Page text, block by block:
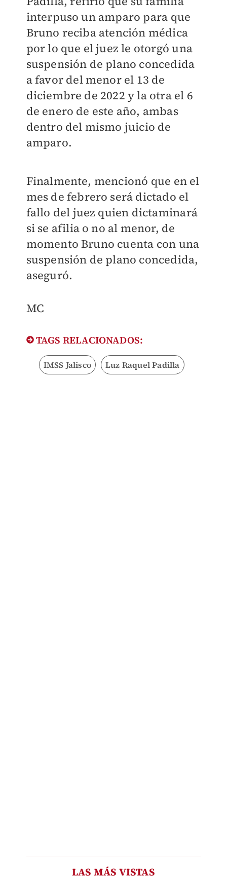
interpuso un amparo para que
Bruno reciba atención médica
por lo que el juez le otorgó una
suspensión de plano concedida
a favor del menor el 13 de
diciembre de 2022 y la otra el 6
de enero de este año, ambas
dentro del mismo juicio de
amparo.
Finalmente, mencionó que en el
mes de febrero será dictado el
fallo del juez quien dictaminará
si se afilia o no al menor, de
momento Bruno cuenta con una
suspensión de plano concedida,
aseguró.
MC
TAGS RELACIONADOS:
IMSS Jalisco Luz Raquel Padilla
LAS MÁS VISTAS